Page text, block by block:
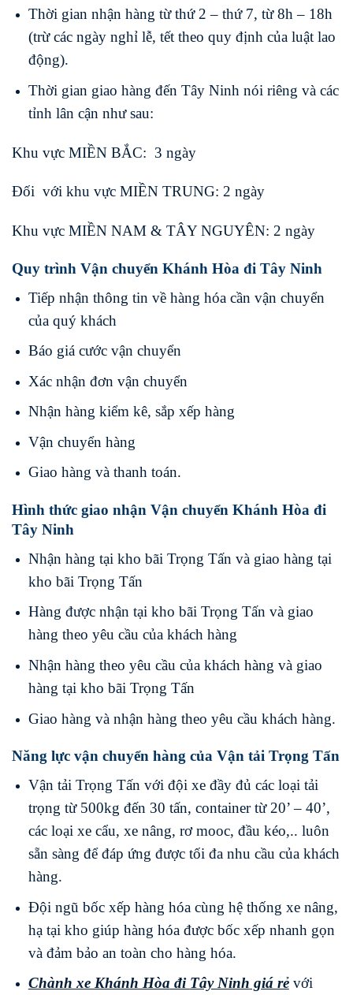
Thời gian nhận hàng từ thứ 2 – thứ 7, từ 8h – 18h
(trừ các ngày nghỉ lễ, tết theo quy định của luật lao
động).
Thời gian giao hàng đến Tây Ninh nói riêng và các
tỉnh lân cận như sau:
Khu vực MIỀN BẮC: 3 ngày
Đối với khu vực MIỀN TRUNG: 2 ngày
Khu vực MIỀN NAM & TÂY NGUYÊN: 2 ngày
Quy trình Vận chuyển Khánh Hòa đi Tây Ninh
Tiếp nhận thông tin về hàng hóa cần vận chuyển
của quý khách
Báo giá cước vận chuyển
Xác nhận đơn vận chuyển
Nhận hàng kiểm kê, sắp xếp hàng
Vận chuyển hàng
Giao hàng và thanh toán.
Hình thức giao nhận Vận chuyển Khánh Hòa đi
Tây Ninh
Nhận hàng tại kho bãi Trọng Tấn và giao hàng tại
kho bãi Trọng Tấn
Hàng được nhận tại kho bãi Trọng Tấn và giao
hàng theo yêu cầu của khách hàng
Nhận hàng theo yêu cầu của khách hàng và giao
hàng tại kho bãi Trọng Tấn
Giao hàng và nhận hàng theo yêu cầu khách hàng.
Năng lực vận chuyển hàng của Vận tải Trọng Tấn
Vận tải Trọng Tấn với đội xe đầy đủ các loại tải
trọng từ 500kg đến 30 tấn, container từ 20’ – 40’,
các loại xe cẩu, xe nâng, rơ mooc, đầu kéo,.. luôn
sẵn sàng để đáp ứng được tối đa nhu cầu của khách
hàng.
Đội ngũ bốc xếp hàng hóa cùng hệ thống xe nâng,
hạ tại kho giúp hàng hóa được bốc xếp nhanh gọn
và đảm bảo an toàn cho hàng hóa.
Chành xe Khánh Hòa đi Tây Ninh giá rẻvới